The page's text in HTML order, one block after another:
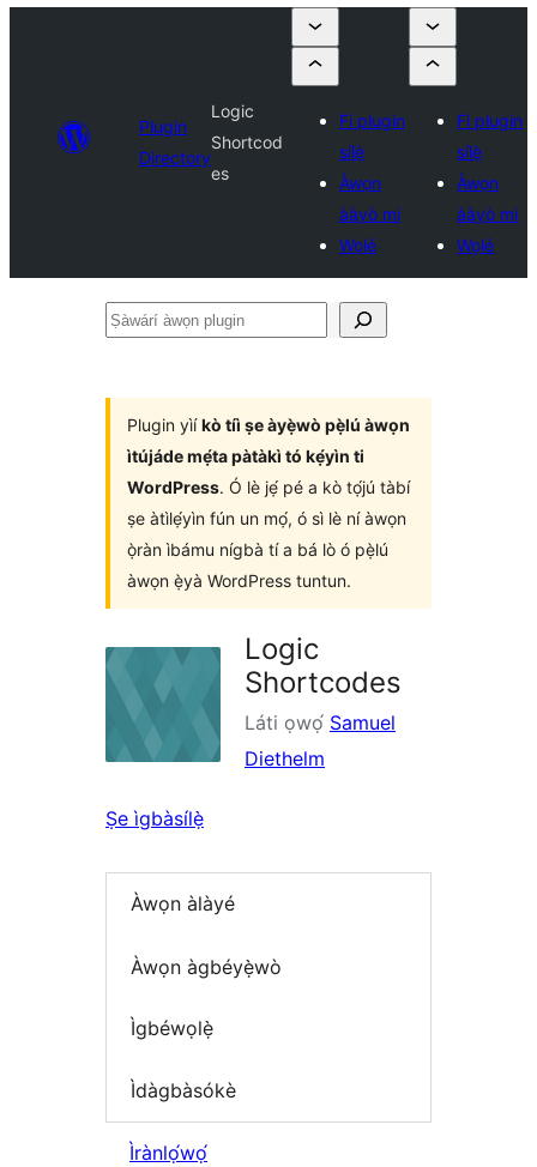
Plugin
Directory
Logic
Shortcod
es
Fi plugin
sílẹ̀
Àwọn
ààyò mi
Wọlé
Fi plugin
sílẹ̀
Àwọn
ààyò mi
Wọlé
Ṣàwárí
Plugin yìíkò tíì ṣe àyẹ̀wò pẹ̀lú àwọn
ìtújáde mẹ́ta pàtàkì tó kẹ́yìn ti
WordPress. Ó lè jẹ́ pé a kò tọ́jú tàbí
ṣe àtìlẹ́yìn fún un mọ́, ó sì lè ní àwọn
ọ̀ràn ìbámu nígbà tí a bá lò ó pẹ̀lú
àwọn ẹ̀yà WordPress tuntun.
Logic
Shortcodes
Láti ọwọ́ Samuel
Diethelm
Ṣe ìgbàsílẹ̀
Àwọn àlàyé
Àwọn àgbéyẹ̀wò
Ìgbéwọlẹ̀
Ìdàgbàsókè
Ìrànlọ́wọ́